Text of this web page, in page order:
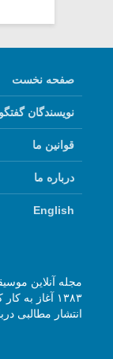
صفحه نخست
نویسندگان
قوانین ما
درباره ما
English
۱۳۸۳ آغاز
انتشار مطالبی